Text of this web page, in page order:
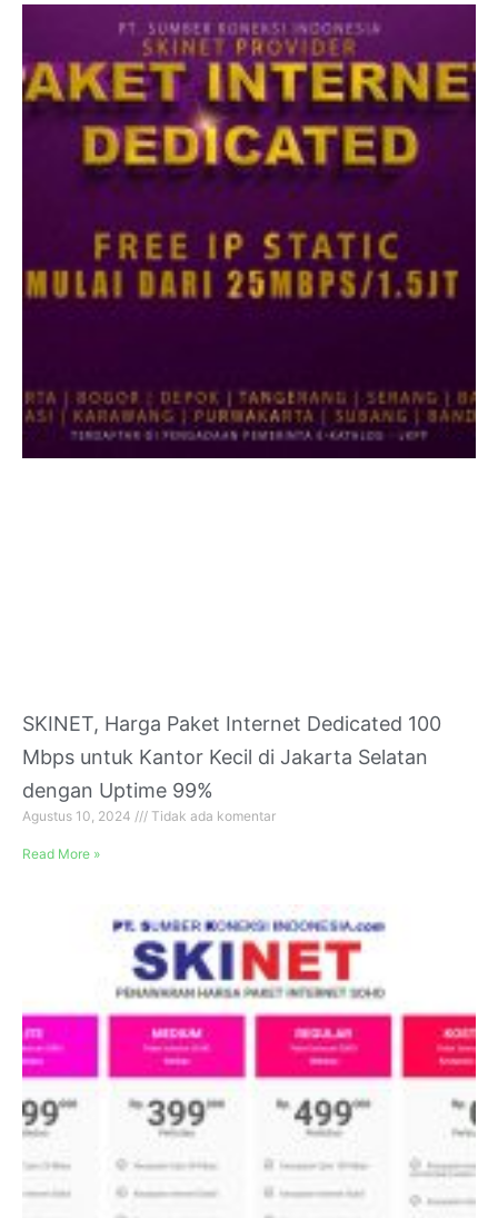
SKINET, Harga Paket Internet Dedicated 100
Mbps untuk Kantor Kecil di Jakarta Selatan
dengan Uptime 99%
Agustus 10, 2024 Tidak ada komentar
Read More »